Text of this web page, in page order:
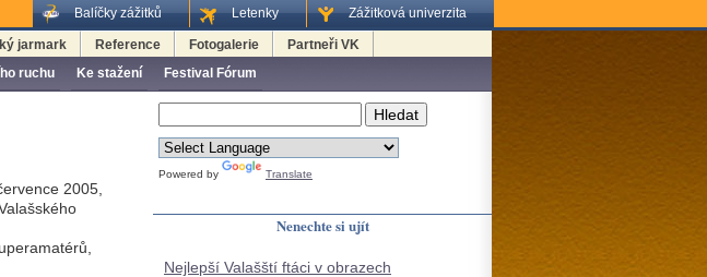
Zážitková univerzita
Letenky
Balíčky zážitků
ruchu Ke stažení Festival Fórum
jarmark Reference Fotogalerie Partneři VK
2005,
Powered by Translate
Nenechte si ujít
Nejlepší Valašští ftáci v obrazech